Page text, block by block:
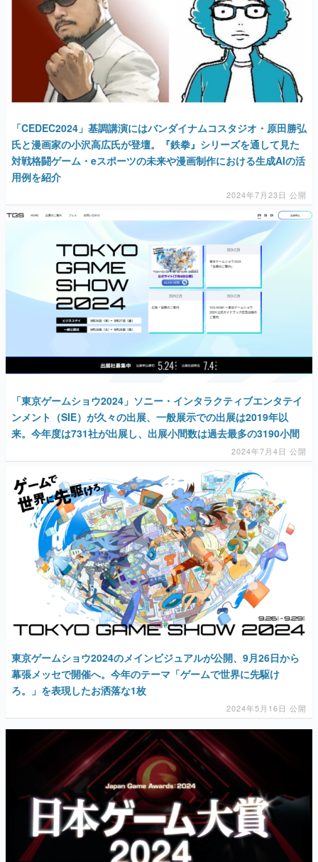
「CEDEC2024」基調講演にはバンダイナムコスタジオ・原田勝弘
氏と漫画家の小沢高広氏が登壇。『鉄拳』シリーズを通して見た
対戦格闘ゲーム・eスポーツの未来や漫画制作における生成AIの活
用例を紹介
2024年7月23日 公開
「東京ゲームショウ2024」ソニー・インタラクティブエンタテイ
ンメント（SIE）が久々の出展、一般展示での出展は2019年以
来。今年度は731社が出展し、出展小間数は過去最多の3190小間
2024年7月4日 公開
東京ゲームショウ2024のメインビジュアルが公開、9月26日から
幕張メッセで開催へ。今年のテーマ「ゲームで世界に先駆け
ろ。」を表現したお洒落な1枚
2024年5月16日 公開